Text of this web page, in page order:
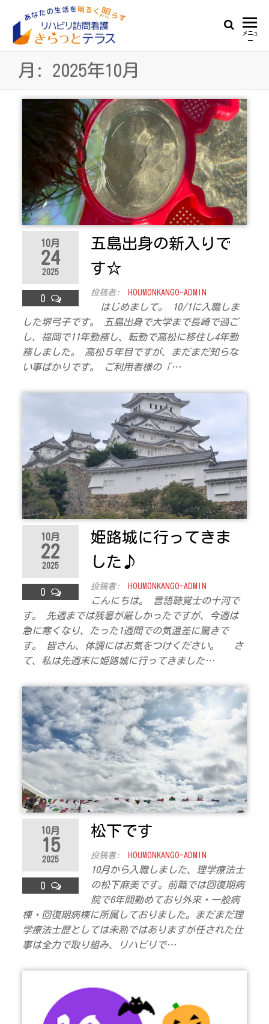
the
ハ
リ
訪
問
看
護
き
ら
っ
と
ラ
ス
活
を
明
る
く
照
ら
す
メニュ
ー
月: 2025年10月
10月
24
2025
0
五島出身の新入りで
す☆
投稿者: HOUMONKANGO-ADMIN
はじめまして。 10/1に入職しま
した堺弓子です。 五島出身で大学まで長崎で過ご
し、福岡で11年勤務し、転勤で高松に移住し4年勤
務しました。 高松５年目ですが、まだまだ知らな
い事ばかりです。 ご利用者様の「…
10月
22
2025
0
姫路城に行ってきま
した♪
投稿者: HOUMONKANGO-ADMIN
こんにちは。 言語聴覚士の十河で
す。 先週までは残暑が厳しかったですが、今週は
急に寒くなり、たった1週間での気温差に驚きで
す。 皆さん、体調にはお気をつけください。 さ
て、私は先週末に姫路城に行ってきました…
10月
15
2025
0
松下です
投稿者: HOUMONKANGO-ADMIN
10月から入職しました、理学療法士
の松下麻美です。前職では回復期病
院で6年間勤めており外来・一般病
棟・回復期病棟に所属しておりました。まだまだ理
学療法士歴としては未熟ではありますが任された仕
事は全力で取り組み、リハビリで…